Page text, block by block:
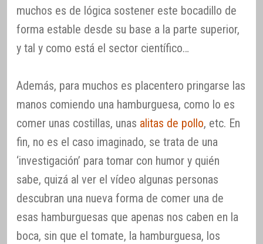
muchos es de lógica sostener este bocadillo de
forma estable desde su base a la parte superior,
y tal y como está el sector científico…
Además, para muchos es placentero pringarse las
manos comiendo una hamburguesa, como lo es
comer unas costillas, unas alitas de pollo, etc. En
fin, no es el caso imaginado, se trata de una
‘investigación’ para tomar con humor y quién
sabe, quizá al ver el vídeo algunas personas
descubran una nueva forma de comer una de
esas hamburguesas que apenas nos caben en la
boca, sin que el tomate, la hamburguesa, los